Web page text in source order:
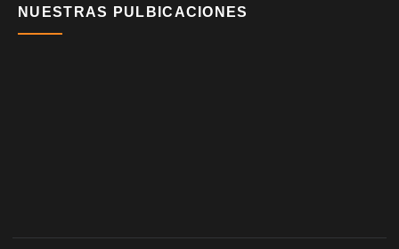
NUESTRAS PULBICACIONES